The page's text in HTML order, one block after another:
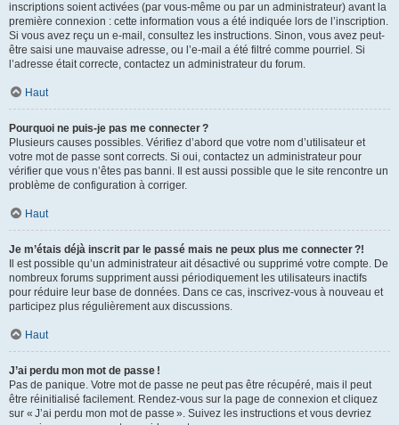
inscriptions soient activées (par vous-même ou par un administrateur) avant la
première connexion : cette information vous a été indiquée lors de l’inscription.
Si vous avez reçu un e-mail, consultez les instructions. Sinon, vous avez peut-
être saisi une mauvaise adresse, ou l’e-mail a été filtré comme pourriel. Si
l’adresse était correcte, contactez un administrateur du forum.
Haut
Pourquoi ne puis-je pas me connecter ?
Plusieurs causes possibles. Vérifiez d’abord que votre nom d’utilisateur et
votre mot de passe sont corrects. Si oui, contactez un administrateur pour
vérifier que vous n’êtes pas banni. Il est aussi possible que le site rencontre un
problème de configuration à corriger.
Haut
Je m’étais déjà inscrit par le passé mais ne peux plus me connecter ?!
Il est possible qu’un administrateur ait désactivé ou supprimé votre compte. De
nombreux forums suppriment aussi périodiquement les utilisateurs inactifs
pour réduire leur base de données. Dans ce cas, inscrivez-vous à nouveau et
participez plus régulièrement aux discussions.
Haut
J’ai perdu mon mot de passe !
Pas de panique. Votre mot de passe ne peut pas être récupéré, mais il peut
être réinitialisé facilement. Rendez-vous sur la page de connexion et cliquez
sur « J’ai perdu mon mot de passe ». Suivez les instructions et vous devriez